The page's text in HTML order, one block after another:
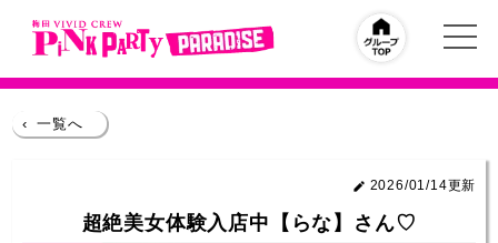
‹ 一覧へ
2026/01/14更新
超絶美女体験入店中【らな】さん♡